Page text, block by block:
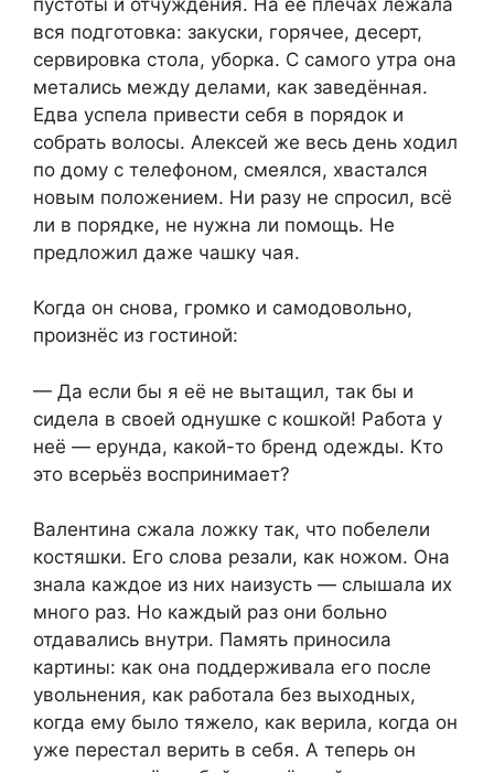
вся подготовка: закуски, горячее, десерт,
сервировка стола, уборка. С самого утра она
метались между делами, как заведённая.
Едва успела привести себя в порядок и
собрать волосы. Алексей же весь день ходил
по дому с телефоном, смеялся, хвастался
новым положением. Ни разу не спросил, всё
ли в порядке, не нужна ли помощь. Не
предложил даже чашку чая.
Когда он снова, громко и самодовольно,
произнёс из гостиной:
— Да если бы я её не вытащил, так бы и
сидела в своей однушке с кошкой! Работа у
неё — ерунда, какой-то бренд одежды. Кто
это всерьёз воспринимает?
Валентина сжала ложку так, что побелели
костяшки. Его слова резали, как ножом. Она
знала каждое из них наизусть — слышала их
много раз. Но каждый раз они больно
отдавались внутри. Память приносила
картины: как она поддерживала его после
увольнения, как работала без выходных,
когда ему было тяжело, как верила, когда он
уже перестал верить в себя. А теперь он